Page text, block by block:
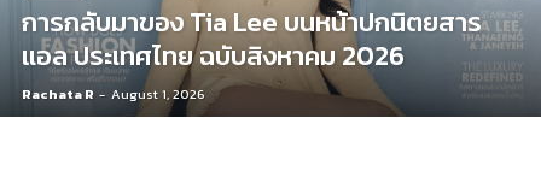
การกลับมาของ Tia Lee บนหน้าปกนิตยสาร
แอล ประเทศไทย ฉบับสิงหาคม 2026
Rachata R - August 1, 2026